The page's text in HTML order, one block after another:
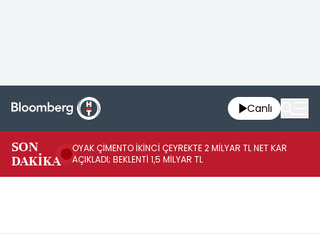
Canlı
SON
DAKİKA
OYAK ÇİMENTO İKİNCİ ÇEYREKTE 2 MİLYAR TL NET KAR
AÇIKLADI; BEKLENTİ 1,5 MİLYAR TL